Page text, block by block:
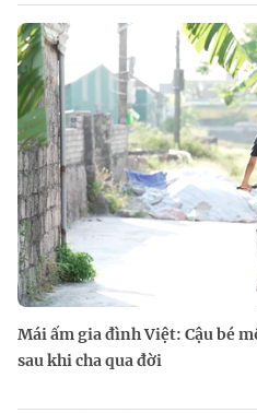
Mái ấm gia đình Việt: Cậu bé
sau khi cha qua đời